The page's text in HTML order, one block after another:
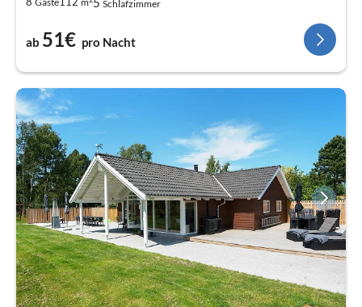
Schlafzimmer
ab 51€ pro Nacht